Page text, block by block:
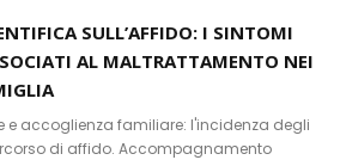
SULL’AFFIDO: I SINTOMI
AL MALTRATTAMENTO NEI
e accoglienza familiare: l'incidenza degli
di affido. Accompagnamento